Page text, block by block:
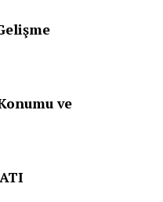
ve